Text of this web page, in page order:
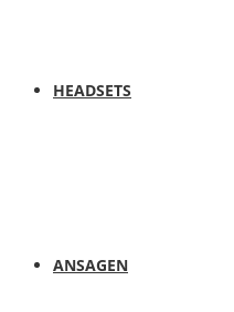
HEADSETS
ANSAGEN